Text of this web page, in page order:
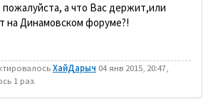
а что Вас держит,или
на Динамовском форуме?!
ХайДарыч 04 янв 2015, 20:47,
1 раз.